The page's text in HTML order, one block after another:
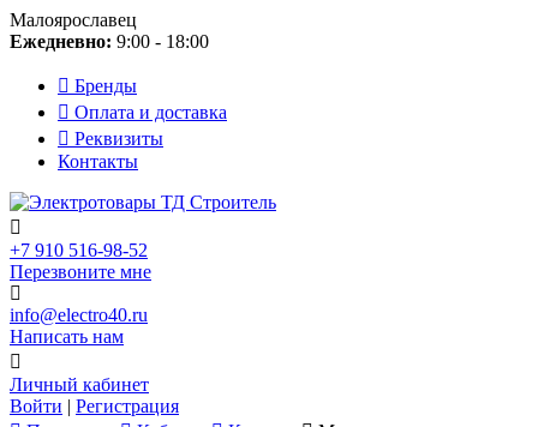
Малоярославец
Ежедневно: 9:00 - 18:00
Бренды
Оплата и доставка
Реквизиты
Контакты
+7 910 516-98-52
Перезвоните мне
info@electro40.ru
Написать нам
Личный кабинет
Войти | Регистрация